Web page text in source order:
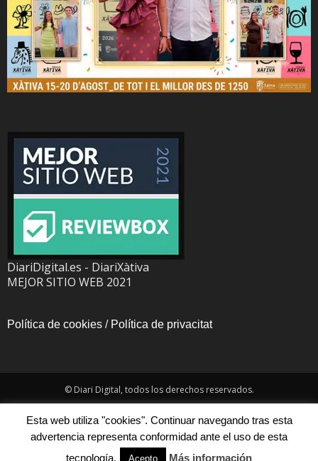
DiariDigital.es - DiariXàtiva
MEJOR SITIO WEB 2021
Política de cookies / Política de privacitat
© Diari Digital, todos los derechos reservados.
Esta web utiliza "cookies". Continuar navegando tras esta
advertencia representa conformidad ante el uso de esta
tecnología.
Acepto Más información